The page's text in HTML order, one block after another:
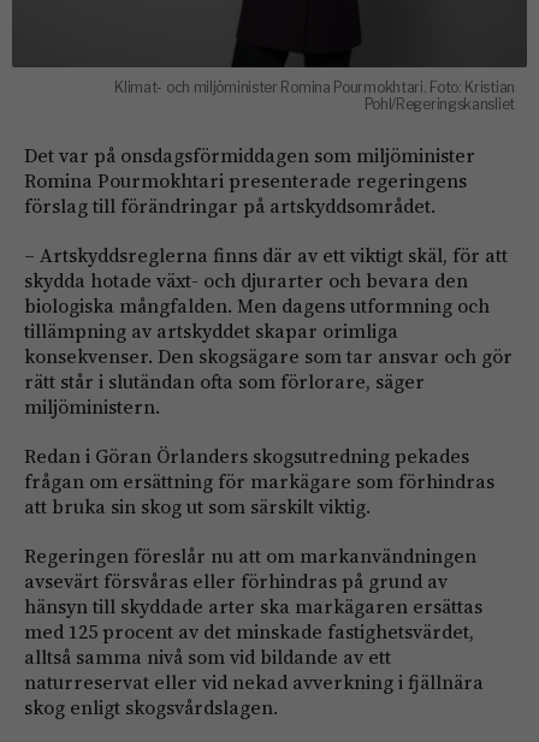
Klimat- och miljöminister Romina Pourmokhtari. Foto: Kristian
Pohl/Regeringskansliet
Det var på onsdagsförmiddagen som miljöminister
Romina Pourmokhtari presenterade regeringens
förslag till förändringar på artskyddsområdet.
– Artskyddsreglerna finns där av ett viktigt skäl, för att
skydda hotade växt- och djurarter och bevara den
biologiska mångfalden. Men dagens utformning och
tillämpning av artskyddet skapar orimliga
konsekvenser. Den skogsägare som tar ansvar och gör
rätt står i slutändan ofta som förlorare, säger
miljöministern.
Redan i Göran Örlanders skogsutredning pekades
frågan om ersättning för markägare som förhindras
att bruka sin skog ut som särskilt viktig.
Regeringen föreslår nu att om markanvändningen
avsevärt försvåras eller förhindras på grund av
hänsyn till skyddade arter ska markägaren ersättas
med 125 procent av det minskade fastighetsvärdet,
alltså samma nivå som vid bildande av ett
naturreservat eller vid nekad avverkning i fjällnära
skog enligt skogsvårdslagen.